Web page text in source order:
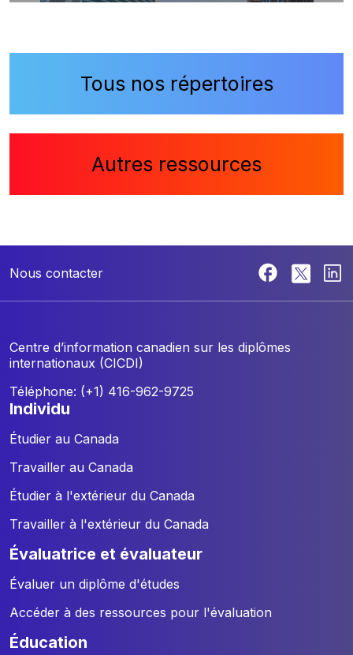
Tous nos répertoires
Autres ressources
Nous contacter
Centre d’information canadien sur les diplômes
internationaux (CICDI)
Téléphone: (+1) 416-962-9725
individu
Étudier au Canada
Travailler au Canada
Étudier à l'extérieur du Canada
Travailler à l'extérieur du Canada
évaluatrice et évaluateur
Évaluer un diplôme d'études
Accéder à des ressources pour l'évaluation
éducation